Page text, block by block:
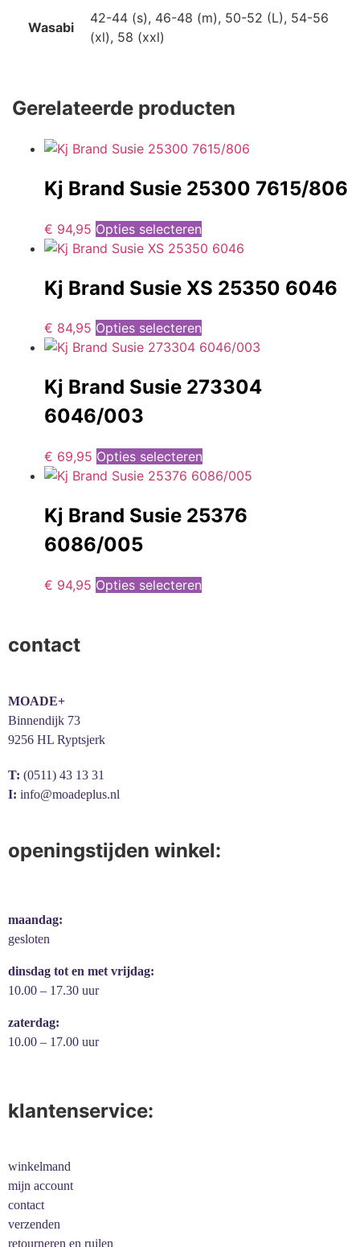
Wasabi
42-44 (s), 46-48 (m), 50-52 (L), 54-56
(xl), 58 (xxl)
Gerelateerde producten
Kj Brand Susie 25300 7615/806
€ 94,95 Opties selecteren
Kj Brand Susie XS 25350 6046
€ 84,95 Opties selecteren
Kj Brand Susie 273304
6046/003
€ 69,95 Opties selecteren
Kj Brand Susie 25376
6086/005
€ 94,95 Opties selecteren
contact
MOADE+
Binnendijk 73
9256 HL Ryptsjerk
T: (0511) 43 13 31
I: info@moadeplus.nl
openingstijden winkel:
maandag:
gesloten
dinsdag tot en met vrijdag:
10.00 – 17.30 uur
zaterdag:
10.00 – 17.00 uur
klantenservice:
winkelmand
mijn account
contact
verzenden
retourneren en ruilen